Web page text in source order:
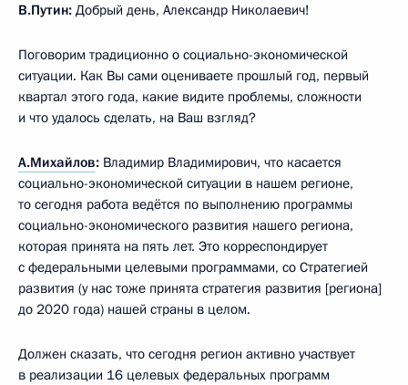
В.Путин: Добрый день, Александр Николаевич!
Поговорим традиционно о социально-экономической
ситуации. Как Вы сами оцениваете прошлый год, первый
квартал этого года, какие видите проблемы, сложности
и что удалось сделать, на Ваш взгляд?
А.Михайлов: Владимир Владимирович, что касается
социально-экономической ситуации в нашем регионе,
то сегодня работа ведётся по выполнению программы
социально-экономического развития нашего региона,
которая принята на пять лет. Это корреспондирует
с федеральными целевыми программами, со Стратегией
развития (у нас тоже принята стратегия развития [региона]
до 2020 года) нашей страны в целом.
Должен сказать, что сегодня регион активно участвует
в реализации 16 целевых федеральных программ